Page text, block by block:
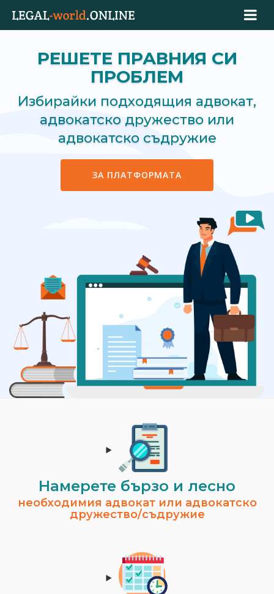
РЕШЕТЕ ПРАВНИЯ СИ
ПРОБЛЕМ
Избирайки подходящия адвокат,
адвокатско дружество или
адвокатско съдружие
ЗА ПЛАТФОРМАТА
Намерете бързо и лесно
необходимия адвокат или адвокатско
дружество/съдружие